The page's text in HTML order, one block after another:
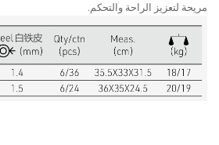
مريحة لتعزيز الراحة والتحكم.